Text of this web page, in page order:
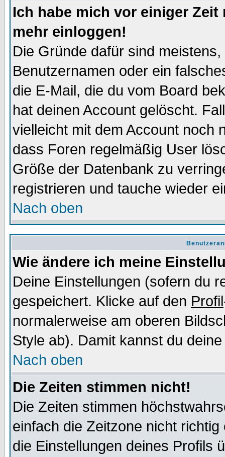
Ich habe mich vor einiger
mehr einloggen!
Die Gründe dafür sind
Benutzernamen oder ein
die E-Mail, die du vom Board
hat deinen Account gelöscht.
vielleicht mit dem Account noch
dass Foren regelmäßig User
Größe der Datenbank zu
registrieren und tauche wieder
Nach oben
Wie ändere ich meine
Deine Einstellungen (sofern du
gespeichert. Klicke auf den Profil
normalerweise am oberen
Style ab). Damit kannst du
Nach oben
Die Zeiten stimmen nicht!
Die Zeiten stimmen
einfach die Zeitzone nicht
die Einstellungen deines Profils